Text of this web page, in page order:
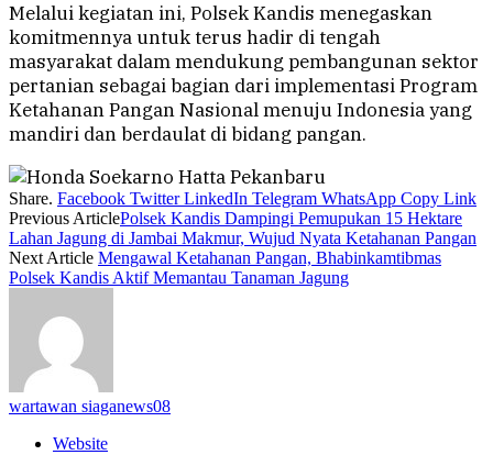
Melalui kegiatan ini, Polsek Kandis menegaskan
komitmennya untuk terus hadir di tengah
masyarakat dalam mendukung pembangunan sektor
pertanian sebagai bagian dari implementasi Program
Ketahanan Pangan Nasional menuju Indonesia yang
mandiri dan berdaulat di bidang pangan.
Share. Facebook Twitter LinkedIn Telegram WhatsApp Copy Link
Previous ArticlePolsek Kandis Dampingi Pemupukan 15 Hektare
Lahan Jagung di Jambai Makmur, Wujud Nyata Ketahanan Pangan
Next Article Mengawal Ketahanan Pangan, Bhabinkamtibmas
Polsek Kandis Aktif Memantau Tanaman Jagung
wartawan siaganews08
Website